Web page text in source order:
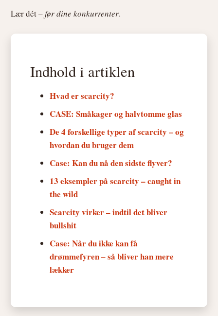
Lær dét –før dine konkurrenter.
Indhold i artiklen
Hvad er scarcity?
CASE: Småkager og halvtomme glas
De 4 forskellige typer af scarcity – og
hvordan du bruger dem
Case: Kan du nå den sidste flyver?
13 eksempler på scarcity – caught in
the wild
Scarcity virker – indtil det bliver
bullshit
Case: Når du ikke kan få
drømmefyren – så bliver han mere
lækker